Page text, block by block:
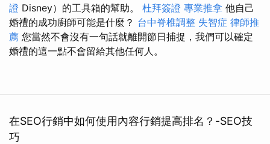
證 Disney）的工具箱的幫助。 杜拜簽證 專業推拿 他自己
婚禮的成功廚師可能是什麼？ 台中脊椎調整 失智症 律師推
薦 您當然不會沒有一句話就離開節日捕捉，我們可以確定
婚禮的這一點不會留給其他任何人。
在SEO行銷中如何使用內容行銷提高排名？-SEO技
巧